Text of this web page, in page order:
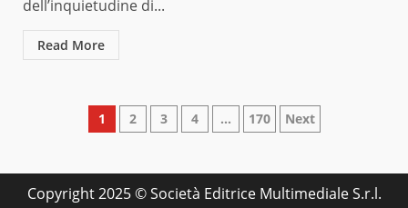
dell’inquietudine di...
Read More
Paginazione
articoli
1 2 3 4 … 170 Next
Copyright 2025 © Società Editrice Multimediale S.r.l.